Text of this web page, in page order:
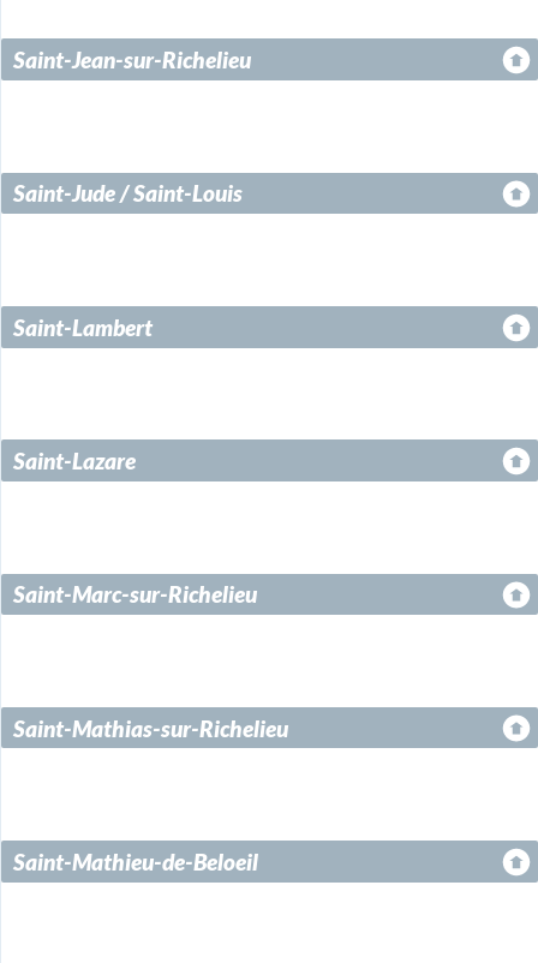
Saint-Jean-sur-Richelieu
Saint-Jude / Saint-Louis
Saint-Lambert
Saint-Lazare
Saint-Marc-sur-Richelieu
Saint-Mathias-sur-Richelieu
Saint-Mathieu-de-Beloeil